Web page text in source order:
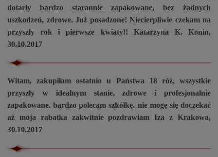
dotarły bardzo starannie zapakowane, bez żadnych
uszkodzeń, zdrowe. Już posadzone! Niecierpliwie czekam na
przyszły rok i pierwsze kwiaty!! Katarzyna K. Konin,
30.10.2017
Witam, zakupiłam ostatnio u Państwa 18 róż, wszystkie
przyszły w idealnym stanie, zdrowe i profesjonalnie
zapakowane. bardzo polecam szkółkę. nie mogę się doczekać
aż moja rabatka zakwitnie pozdrawiam Iza z Krakowa,
30.10.2017